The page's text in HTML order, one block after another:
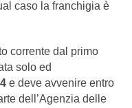
caso la franchigia è
corrente dal primo
solo ed
e deve avvenire entro
dell’Agenzia delle